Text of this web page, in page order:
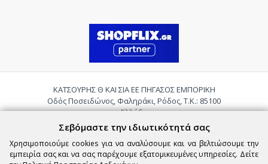
ΚΑΤΣΟΥΡΗΣ Θ ΚΑΙ ΣΙΑ ΕΕ ΠΗΓΑΣΟΣ ΕΜΠΟΡΙΚΗ
Οδός Ποσειδώνος, Φαληράκι, Ρόδος, Τ.Κ.: 85100
Ελλάδα
Τηλ.:2241085059
Email:
pigasosemporiki@gmail.com
Σεβόμαστε την ιδιωτικότητά σας
Χρησιμοποιούμε cookies για να αναλύσουμε και να βελτιώσουμε την
εμπειρία σας και να σας παρέχουμε εξατομικευμένες υπηρεσίες. Δείτε